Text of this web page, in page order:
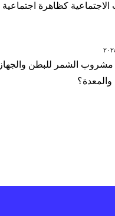
الاجتماعية كظاهرة اجتماعية
مشروب الشمر للبطن والجهاز